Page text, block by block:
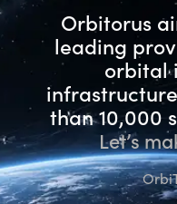
Orbitorus
leading
orbital
infrastructure
than 10,000
Let’s